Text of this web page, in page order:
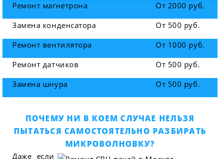
Ремонт магнетрона
От 2000 руб.
Замена конденсатора
От 500 руб.
Ремонт вентилятора
От 1000 руб.
Ремонт датчиков
От 500 руб.
Замена шнура
От 500 руб.
ПОЧЕМУ НИ В КОЕМ СЛУЧАЕ НЕЛЬЗЯ
ПЫТАТЬСЯ САМОСТОЯТЕЛЬНО РАЗБИРАТЬ
МИКРОВОЛНОВКУ?
Даже если